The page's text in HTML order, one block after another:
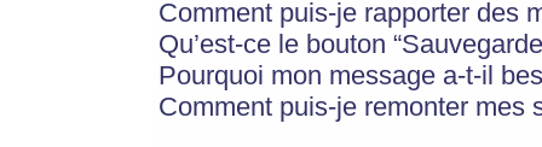
Comment puis-je rapporter des
Qu’est-ce le bouton
Pourquoi mon message a-t-il
Comment puis-je remonter mes